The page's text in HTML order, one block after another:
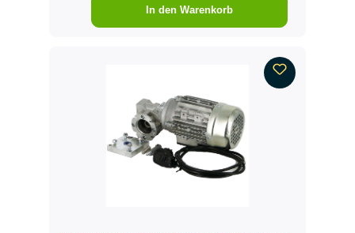
In den Warenkorb